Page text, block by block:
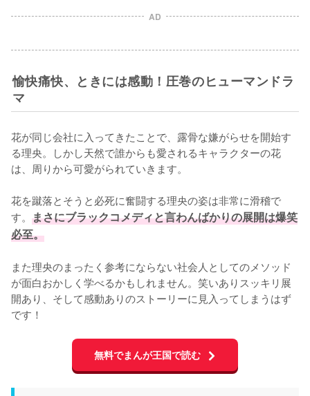
AD
愉快痛快、ときには感動！圧巻のヒューマンドラ
マ
花が同じ会社に入ってきたことで、露骨な嫌がらせを開始す
る理央。しかし天然で誰からも愛されるキャラクターの花
は、周りから可愛がられていきます。
花を蹴落とそうと必死に奮闘する理央の姿は非常に滑稽で
す。 まさにブラックコメディと言わんばかりの展開は爆笑
必至。
また理央のまったく参考にならない社会人としてのメソッド
が面白おかしく学べるかもしれません。笑いありスッキリ展
開あり、そして感動ありのストーリーに見入ってしまうはず
です！
無料でまんが王国で読む